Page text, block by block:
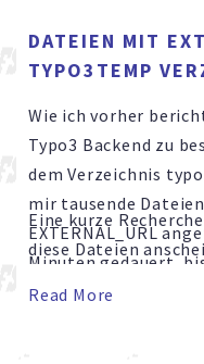
DATEIEN MIT
TYPO3TEMP
Wie ich vorher berichtet
Typo3 Backend zu
dem Verzeichnis
mir tausende
EXTERNAL_URL
Minuten gedauert,
alle gelöscht hatte.
Eine kurze
diese Dateien
Read More